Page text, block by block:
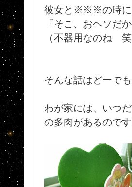
彼女と※※※の時に
『そこ、おヘソだ
（不器用なのね 笑
そんな話はどーでも
わが家には、いつ
の多肉があるので